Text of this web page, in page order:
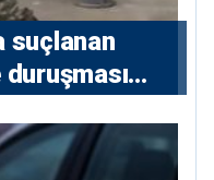
suçlanan